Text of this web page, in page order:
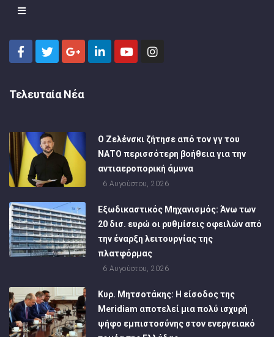
Τελευταία Νέα
Ο Ζελένσκι ζήτησε από τον γγ του
ΝΑΤΟ περισσότερη βοήθεια για την
αντιαεροπορική άμυνα
6 Αυγούστου, 2026
Εξωδικαστικός Μηχανισμός: Άνω των
20 δισ. ευρώ οι ρυθμίσεις οφειλών από
την έναρξη λειτουργίας της
πλατφόρμας
6 Αυγούστου, 2026
Κυρ. Μητσοτάκης: Η είσοδος της
Meridiam αποτελεί μια πολύ ισχυρή
ψήφο εμπιστοσύνης στον ενεργειακό